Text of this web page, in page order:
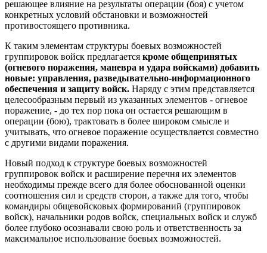
решающее влияние на результаты операции (боя) с учетом
конкретных условий обстановки и возможностей
противостоящего противника.
К таким элементам структуры боевых возможностей
группировок войск предлагается кроме общепринятых
(огневого поражения, маневра и удара войсками) добавить
новые: управления, разведывательно-информационного
обеспечения и защиту войск. Наряду с этим представляется
целесообразным первый из указанных элементов - огневое
поражение, - до тех пор пока он остается решающим в
операции (бою), трактовать в более широком смысле и
учитывать, что огневое поражение осуществляется совместно
с другими видами поражения.
Новый подход к структуре боевых возможностей
группировок войск и расширение перечня их элементов
необходимы прежде всего для более обоснованной оценки
соотношения сил и средств сторон, а также для того, чтобы
командиры общевойсковых формирований (группировок
войск), начальники родов войск, специальных войск и служб
более глубоко осознавали свою роль и ответственность за
максимальное использование боевых возможностей.